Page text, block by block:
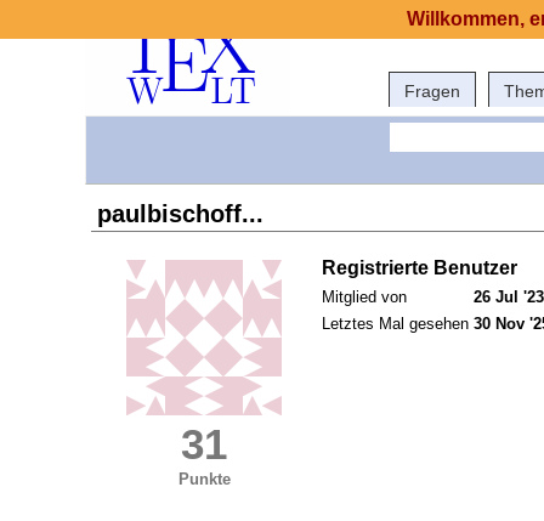
Fragen
paulbischoff...
31
Punkte
Registrierte Benutzer
Mitglied von
26 Jul
Letztes Mal gesehen 30 Nov
Willkommen,